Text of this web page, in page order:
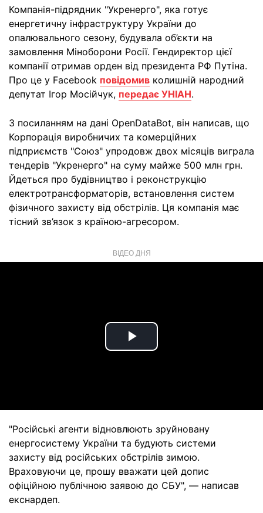
Компанія-підрядник "Укренерго", яка готує
енергетичну інфраструктуру України до
опалювального сезону, будувала об’єкти на
замовлення Міноборони Росії. Гендиректор цієї
компанії отримав орден від президента РФ Путіна.
Про це у Facebook повідомив колишній народний
депутат Ігор Мосійчук, передає УНІАН.
З посиланням на дані OpenDataBot, він написав, що
Корпорація виробничих та комерційних
підприємств "Союз" упродовж двох місяців виграла
тендерів "Укренерго" на суму майже 500 млн грн.
Йдеться про будівництво і реконструкцію
електротрансформаторів, встановлення систем
фізичного захисту від обстрілів. Ця компанія має
тісний зв’язок з країною-агресором.
ВІДЕО ДНЯ
Play
"Російські агенти відновлюють зруйновану
енергосистему України та будують системи
захисту від російських обстрілів зимою.
Враховуючи це, прошу вважати цей допис
офіційною публічною заявою до СБУ", — написав
екснардеп.